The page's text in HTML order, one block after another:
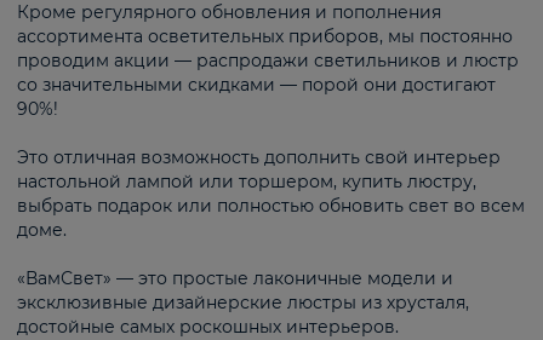
Кроме регулярного обновления и пополнения
ассортимента осветительных приборов, мы постоянно
проводим акции — распродажи светильников и люстр
со значительными скидками — порой они достигают
90%!
Это отличная возможность дополнить свой интерьер
настольной лампой или торшером, купить люстру,
выбрать подарок или полностью обновить свет во всем
доме.
«ВамСвет» — это простые лаконичные модели и
эксклюзивные дизайнерские люстры из хрусталя,
достойные самых роскошных интерьеров.